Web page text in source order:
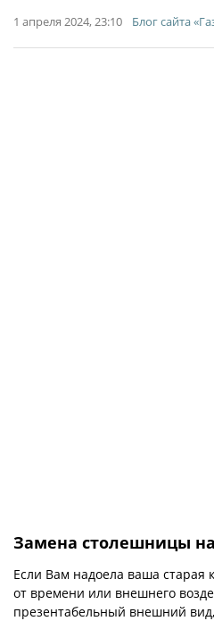
1 апреля 2024, 23:10 Блог сайта
Замена столешницы
Если Вам надоела ваша старая
от времени или внешнего
презентабельный внешний